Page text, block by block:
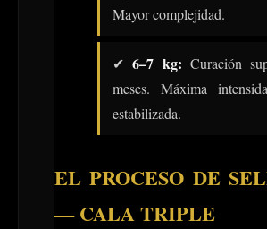
Mayor complejidad.
✔6–7 kg: Curación
meses. Máxima
estabilizada.
EL PROCESO DE
— CALA TRIPLE